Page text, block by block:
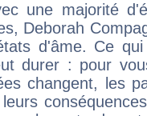
une majorité
Deborah
d'âme. Ce
durer : pour
changent, les